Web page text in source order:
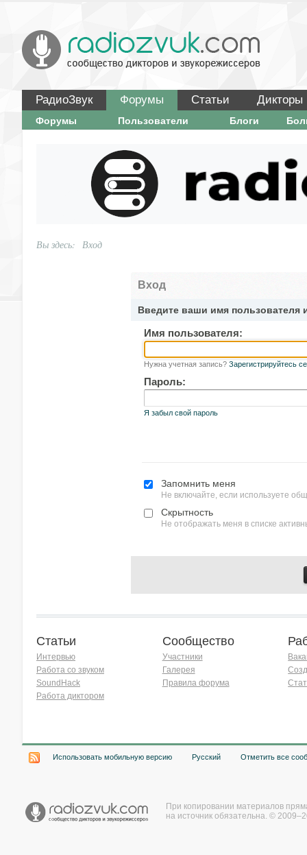
РадиоЗвук Форумы Статьи Дикторы
Форумы Пользователи Блоги
Вы здесь: Вход
Вход
Введите ваши имя пользователя
Имя пользователя:
Нужна учетная запись? Зарегистрируйтесь
Пароль:
Я забыл свой пароль
Запомнить меня
Не включайте, если используете
Скрытность
Не отображать меня в списке
Статьи
Интервью
Работа со звуком
SoundHack
Работа диктором
Сообщество
Участники
Галерея
Правила форума
Использовать мобильную версию Русский Отметить все
При копировании материалов
на источник обязательна. ©